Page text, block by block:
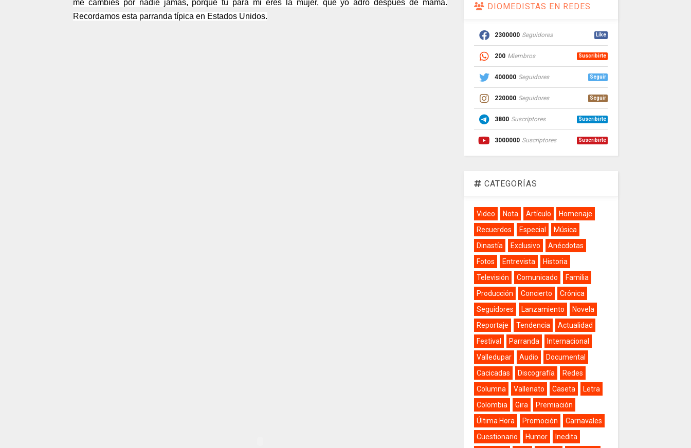
me cambies por nadie jamás, porque tu para mi eres la mujer, que yo adro después de mamá.
Recordamos esta parranda típica en Estados Unidos.
DIOMEDISTAS EN REDES
2300000 Seguidores Like
200 Miembros Suscribirte
400000 Seguidores Seguir
220000 Seguidores Seguir
3800 Suscriptores Suscribirte
3000000 Suscriptores Suscribirte
CATEGORÍAS
Video Nota Artículo
Homenaje
Recuerdos
Especial
Música
Dinastía
Exclusivo
Anécdotas
Fotos
Entrevista
Historia
Televisión
Comunicado
Familia
Producción
Concierto
Crónica
Seguidores
Lanzamiento
Novela
Reportaje
Tendencia
Actualidad
Festival
Parranda
Internacional
Valledupar
Audio
Documental
Cacicadas
Discografía
Redes
Columna
Vallenato Caseta
Letra
Colombia
Gira
Premiación
Última Hora
Promoción
Carnavales
Cuestionario
Humor
Inedita